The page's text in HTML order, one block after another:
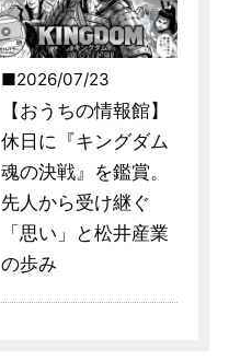
2026/07/23
【おうちの情報館】
休日に『キングダム
魂の決戦』を鑑賞。
先人から受け継ぐ
「思い」と松井産業
の歩み